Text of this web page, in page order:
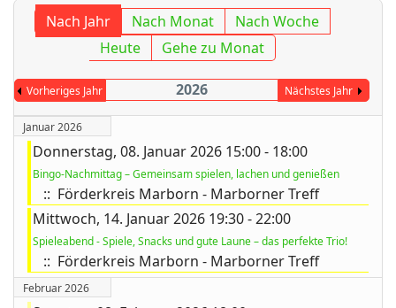
Nach Jahr Nach Monat
Nach Woche
Heute
Gehe zu Monat
Vorheriges Jahr 2026 Nächstes Jahr
Januar 2026
Donnerstag, 08. Januar 2026 15:00 - 18:00
Bingo-Nachmittag – Gemeinsam spielen, lachen und genießen
:: Förderkreis Marborn - Marborner Treff
Mittwoch, 14. Januar 2026 19:30 - 22:00
Spieleabend - Spiele, Snacks und gute Laune – das perfekte Trio!
:: Förderkreis Marborn - Marborner Treff
Februar 2026
anzeigen